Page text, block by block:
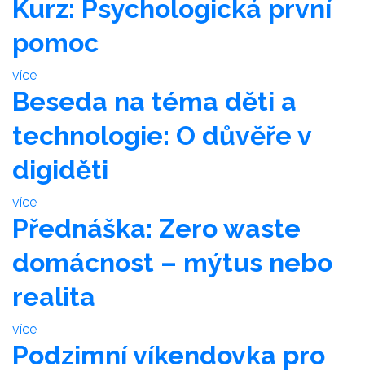
Kurz: Psychologická první
pomoc
více
Beseda na téma děti a
technologie: O důvěře v
digiděti
více
Přednáška: Zero waste
domácnost – mýtus nebo
realita
více
Podzimní víkendovka pro